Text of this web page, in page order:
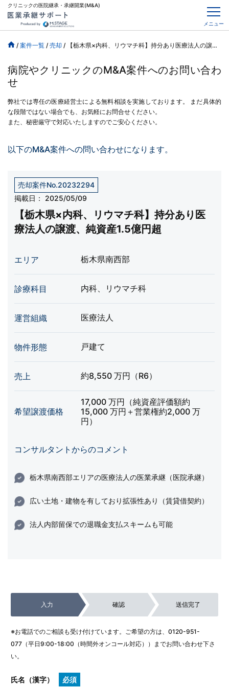
クリニックの医院継承・承継開業(M&A)
メニュー
/ 案件一覧 / 売却 / 【栃木県×内科、リウマチ科】持分あり医療法人の譲渡、純資産1.5億円超
病院やクリニックのM&A案件へのお問い合わ
せ
弊社では専任の医療経営士による無料相談を実施しております。
まだ具体的
な段階ではない場合でも、お気軽にお問合せください。
また、秘密厳守で対応いたしますのでご安心ください。
以下のM&A案件への問い合わせになります。
売却案件No.20232294
掲載日：
2025/05/09
【栃木県×内科、リウマチ科】持分あり医
療法人の譲渡、純資産1.5億円超
エリア 栃木県南西部
診療科目 内科、リウマチ科
運営組織 医療法人
物件形態 戸建て
売上 約8,550 万円（R6）
希望譲渡価格
17,000 万円（純資産評価額約
15,000 万円＋営業権約2,000 万
円）
コンサルタントからのコメント
栃木県南西部エリアの医療法人の医業承継（医院承継）
広い土地・建物を有しており拡張性あり（賃貸借契約）
法人内部留保での退職金支払スキームも可能
入力 確認 送信完了
※お電話でのご相談も受け付けています。ご希望の方は、 0120-951-
077 （平日9:00-18:00（時間外オンコール対応））までお問い合わせ下さ
い。
氏名（漢字） 必須